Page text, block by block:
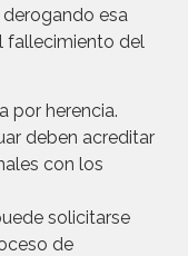
esa
fallecimiento del
por herencia.
deben acreditar
con los
solicitarse
de